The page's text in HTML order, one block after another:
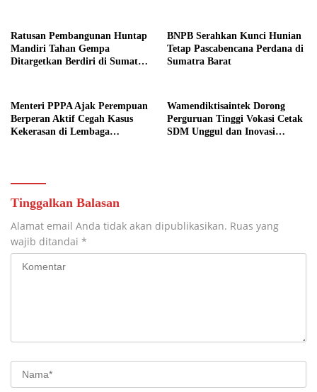
Ratusan Pembangunan Huntap
Mandiri Tahan Gempa
Ditargetkan Berdiri di Sumatra
BNPB Serahkan Kunci Hunian
Tetap Pascabencana Perdana di
Sumatra Barat
Menteri PPPA Ajak Perempuan
Berperan Aktif Cegah Kasus
Kekerasan di Lembaga
Wamendiktisaintek Dorong
Perguruan Tinggi Vokasi Cetak
SDM Unggul dan Inovasi
Tinggalkan Balasan
Alamat email Anda tidak akan dipublikasikan. Ruas yang
wajib ditandai *